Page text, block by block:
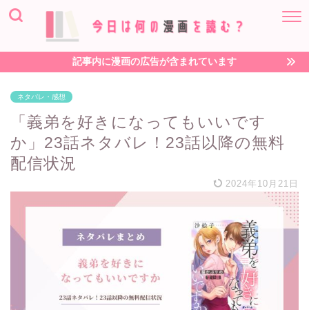
記事内に漫画の広告が含まれています
ネタバレ・感想
「義弟を好きになってもいいです
か」23話ネタバレ！23話以降の無料
配信状況
2024年10月21日